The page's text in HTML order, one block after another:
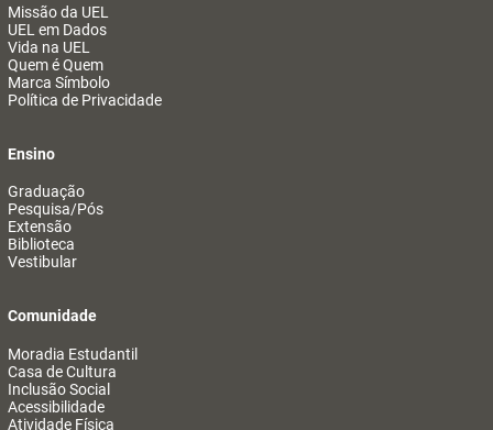
Missão da UEL
UEL em Dados
Vida na UEL
Quem é Quem
Marca Símbolo
Política de Privacidade
Ensino
Graduação
Pesquisa/Pós
Extensão
Biblioteca
Vestibular
Comunidade
Moradia Estudantil
Casa de Cultura
Inclusão Social
Acessibilidade
Atividade Física